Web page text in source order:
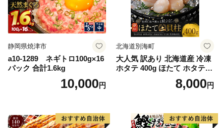
静岡県焼津市
a10-1289 ネギトロ100g×16
パック 合計1.6kg
10,000円
北海道別海町
大人気 訳あり 北海道産 冷凍
ホタテ 400g ほたて ホタテ
8,000円